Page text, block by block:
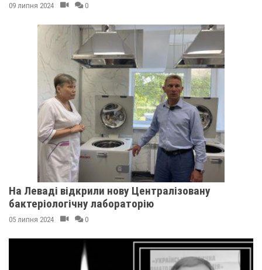
09 липня 2024 0
На Леваді відкрили нову Централізовану
бактеріологічну лабораторію
05 липня 2024 0